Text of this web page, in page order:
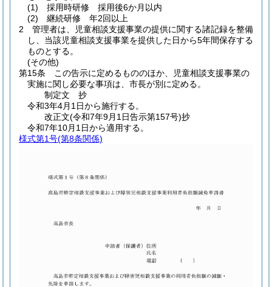
(1)
採用時研修 採用後6か月以内
(2)
継続研修 年2回以上
2
管理者は、児童相談支援事業の提供に関する諸記録を整備
し、当該児童相談支援事業を提供した日から5年間保存する
ものとする。
(その他)
第15条
この告示に定めるもののほか、児童相談支援事業の
実施に関し必要な事項は、市長が別に定める。
制定文 抄
令和3年4月1日から施行する。
改正文(令和7年9月1日告示第157号)抄
令和7年10月1日から適用する。
様式第1号(第8条関係)